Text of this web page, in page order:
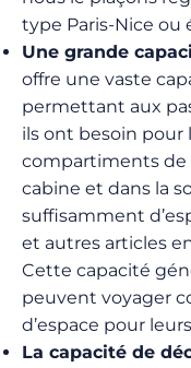
type Paris-Nice ou
Une grande
offre une vaste
permettant aux
ils ont besoin pour
compartiments de
cabine et dans la
suffisamment
et autres articles
Cette capacité
peuvent voyager
d’espace pour
La capacité de